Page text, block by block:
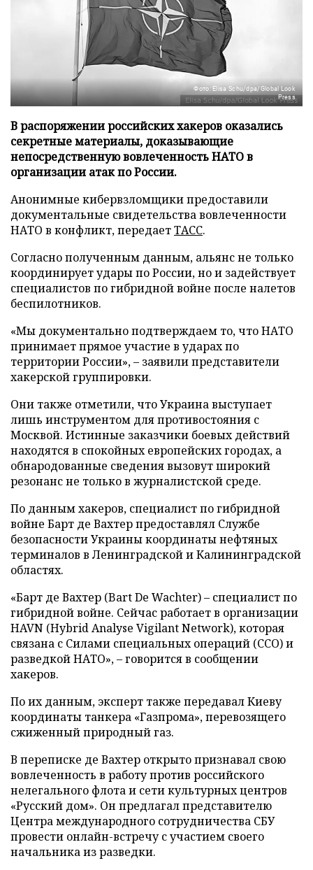
Фото: Elisa Schu/dpa/Global Look
Press
В распоряжении российских хакеров оказались
секретные материалы, доказывающие
непосредственную вовлеченность НАТО в
организации атак по России.
Анонимные кибервзломщики предоставили
документальные свидетельства вовлеченности
НАТО в конфликт, передаетТАСС.
Согласно полученным данным, альянс не только
координирует удары по России, но и задействует
специалистов по гибридной войне после налетов
беспилотников.
«Мы документально подтверждаем то, что НАТО
принимает прямое участие в ударах по
территории России», – заявили представители
хакерской группировки.
Они также отметили, что Украина выступает
лишь инструментом для противостояния с
Москвой. Истинные заказчики боевых действий
находятся в спокойных европейских городах, а
обнародованные сведения вызовут широкий
резонанс не только в журналистской среде.
По данным хакеров, специалист по гибридной
войне Барт де Вахтер предоставлял Службе
безопасности Украины координаты нефтяных
терминалов в Ленинградской и Калининградской
областях.
«Барт де Вахтер (Bart De Wachter) – специалист по
гибридной войне. Сейчас работает в организации
HAVN (Hybrid Analyse Vigilant Network), которая
связана с Силами специальных операций (ССО) и
разведкой НАТО», – говорится в сообщении
хакеров.
По их данным, эксперт также передавал Киеву
координаты танкера «Газпрома», перевозящего
сжиженный природный газ.
В переписке де Вахтер открыто признавал свою
вовлеченность в работу против российского
нелегального флота и сети культурных центров
«Русский дом». Он предлагал представителю
Центра международного сотрудничества СБУ
провести онлайн-встречу с участием своего
начальника из разведки.